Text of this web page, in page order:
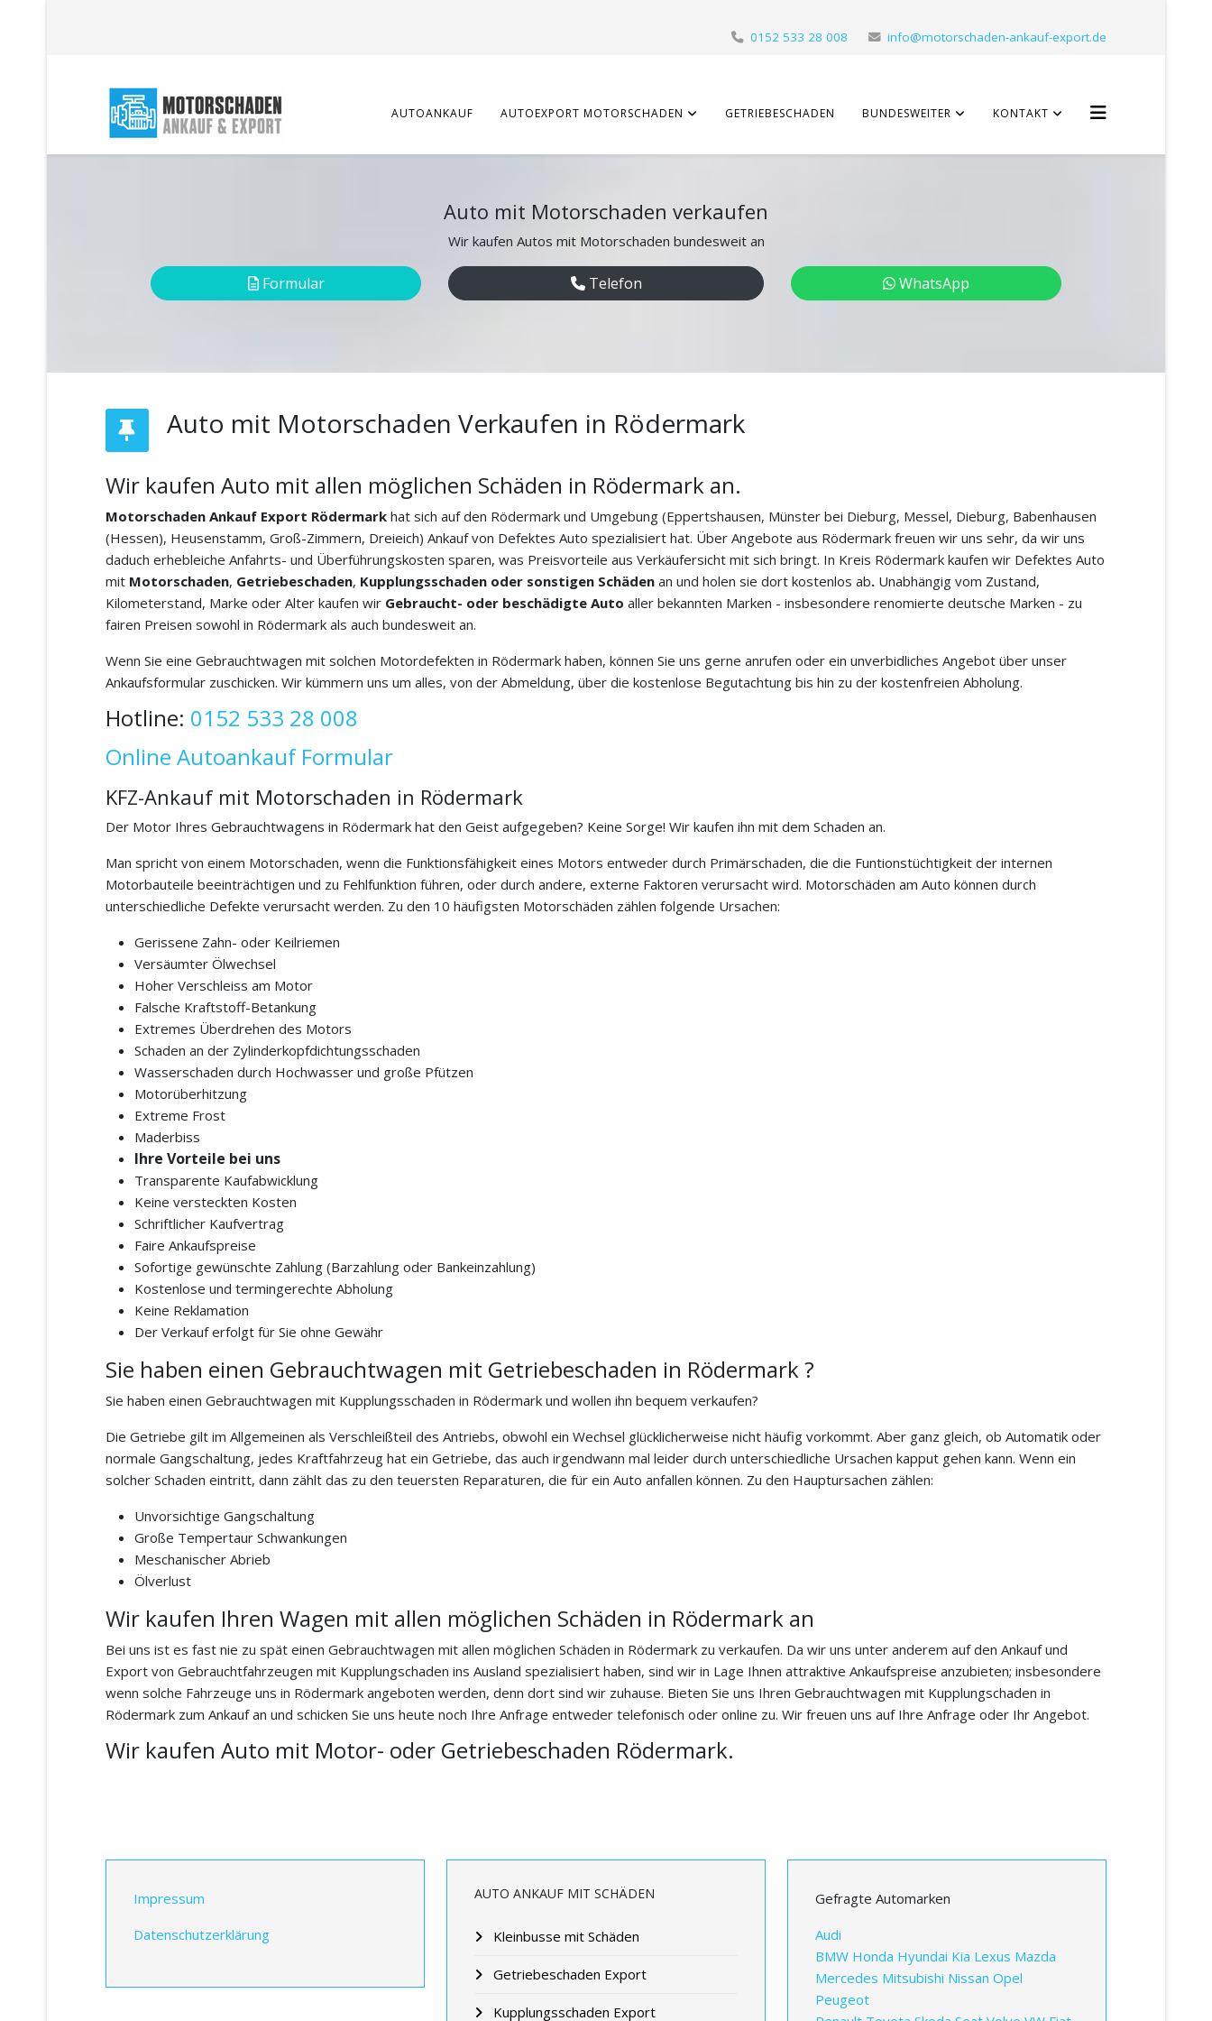
0152 533 28 008 info@motorschaden-ankauf-export.de
AUTOANKAUF AUTOEXPORT MOTORSCHADEN GETRIEBESCHADEN BUNDESWEITER KONTAKT
Auto mit Motorschaden verkaufen
Wir kaufen Autos mit Motorschaden bundesweit an
Formular Telefon WhatsApp
Auto mit Motorschaden Verkaufen in Rödermark
Wir kaufen Auto mit allen möglichen Schäden in Rödermark an.
Motorschaden Ankauf Export Rödermark hat sich auf den Rödermark und Umgebung (Eppertshausen, Münster bei Dieburg, Messel, Dieburg, Babenhausen
(Hessen), Heusenstamm, Groß-Zimmern, Dreieich) Ankauf von Defektes Auto spezialisiert hat. Über Angebote aus Rödermark freuen wir uns sehr, da wir uns
daduch erhebleiche Anfahrts- und Überführungskosten sparen, was Preisvorteile aus Verkäufersicht mit sich bringt. In Kreis Rödermark kaufen wir Defektes Auto
mit Motorschaden, Getriebeschaden, Kupplungsschaden oder sonstigen Schäden an und holen sie dort kostenlos ab. Unabhängig vom Zustand,
Kilometerstand, Marke oder Alter kaufen wir Gebraucht- oder beschädigte Auto aller bekannten Marken - insbesondere renomierte deutsche Marken - zu
fairen Preisen sowohl in Rödermark als auch bundesweit an.
Wenn Sie eine Gebrauchtwagen mit solchen Motordefekten in Rödermark haben, können Sie uns gerne anrufen oder ein unverbidliches Angebot über unser
Ankaufsformular zuschicken. Wir kümmern uns um alles, von der Abmeldung, über die kostenlose Begutachtung bis hin zu der kostenfreien Abholung.
Hotline: 0152 533 28 008
Online Autoankauf Formular
KFZ-Ankauf mit Motorschaden in Rödermark
Der Motor Ihres Gebrauchtwagens in Rödermark hat den Geist aufgegeben? Keine Sorge! Wir kaufen ihn mit dem Schaden an.
Man spricht von einem Motorschaden, wenn die Funktionsfähigkeit eines Motors entweder durch Primärschaden, die die Funtionstüchtigkeit der internen
Motorbauteile beeinträchtigen und zu Fehlfunktion führen, oder durch andere, externe Faktoren verursacht wird. Motorschäden am Auto können durch
unterschiedliche Defekte verursacht werden. Zu den 10 häufigsten Motorschäden zählen folgende Ursachen:
Gerissene Zahn- oder Keilriemen
Versäumter Ölwechsel
Hoher Verschleiss am Motor
Falsche Kraftstoff-Betankung
Extremes Überdrehen des Motors
Schaden an der Zylinderkopfdichtungsschaden
Wasserschaden durch Hochwasser und große Pfützen
Motorüberhitzung
Extreme Frost
Maderbiss
Ihre Vorteile bei uns
Transparente Kaufabwicklung
Keine versteckten Kosten
Schriftlicher Kaufvertrag
Faire Ankaufspreise
Sofortige gewünschte Zahlung (Barzahlung oder Bankeinzahlung)
Kostenlose und termingerechte Abholung
Keine Reklamation
Der Verkauf erfolgt für Sie ohne Gewähr
Sie haben einen Gebrauchtwagen mit Getriebeschaden in Rödermark ?
Sie haben einen Gebrauchtwagen mit Kupplungsschaden in Rödermark und wollen ihn bequem verkaufen?
Die Getriebe gilt im Allgemeinen als Verschleißteil des Antriebs, obwohl ein Wechsel glücklicherweise nicht häufig vorkommt. Aber ganz gleich, ob Automatik oder
normale Gangschaltung, jedes Kraftfahrzeug hat ein Getriebe, das auch irgendwann mal leider durch unterschiedliche Ursachen kapput gehen kann. Wenn ein
solcher Schaden eintritt, dann zählt das zu den teuersten Reparaturen, die für ein Auto anfallen können. Zu den Hauptursachen zählen:
Unvorsichtige Gangschaltung
Große Tempertaur Schwankungen
Meschanischer Abrieb
Ölverlust
Wir kaufen Ihren Wagen mit allen möglichen Schäden in Rödermark an
Bei uns ist es fast nie zu spät einen Gebrauchtwagen mit allen möglichen Schäden in Rödermark zu verkaufen. Da wir uns unter anderem auf den Ankauf und
Export von Gebrauchtfahrzeugen mit Kupplungschaden ins Ausland spezialisiert haben, sind wir in Lage Ihnen attraktive Ankaufspreise anzubieten; insbesondere
wenn solche Fahrzeuge uns in Rödermark angeboten werden, denn dort sind wir zuhause. Bieten Sie uns Ihren Gebrauchtwagen mit Kupplungschaden in
Rödermark zum Ankauf an und schicken Sie uns heute noch Ihre Anfrage entweder telefonisch oder online zu. Wir freuen uns auf Ihre Anfrage oder Ihr Angebot.
Wir kaufen Auto mit Motor- oder Getriebeschaden Rödermark.
Impressum
Datenschutzerklärung
AUTO ANKAUF MIT SCHÄDEN
Kleinbusse mit Schäden
Getriebeschaden Export
Kupplungsschaden Export
Gefragte Automarken
Audi
BMW Honda Hyundai Kia Lexus Mazda
Mercedes Mitsubishi Nissan Opel
Peugeot